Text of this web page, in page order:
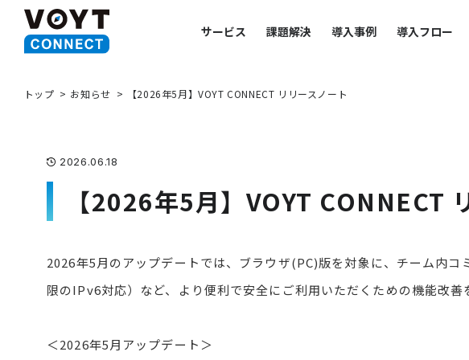
サービス 課題解決 導入事例 導入フロー
トップ お知らせ 【2026年5月】VOYT CONNECT リリースノート
2026.06.18
【2026年5月】VOYT CONNECT
2026年5月のアップデートでは、ブラウザ(PC)版を対象に、チーム内
限のIPv6対応）など、より便利で安全にご利用いただくための機能改善
＜2026年5月アップデート＞